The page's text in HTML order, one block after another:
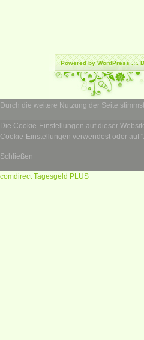
Powered byWordPress.::.
Durch die weitere Nutzung der Seite
Die Cookie-Einstellungen auf dieser
Cookie-Einstellungen verwendest oder auf
Schließen
comdirect Tagesgeld PLUS